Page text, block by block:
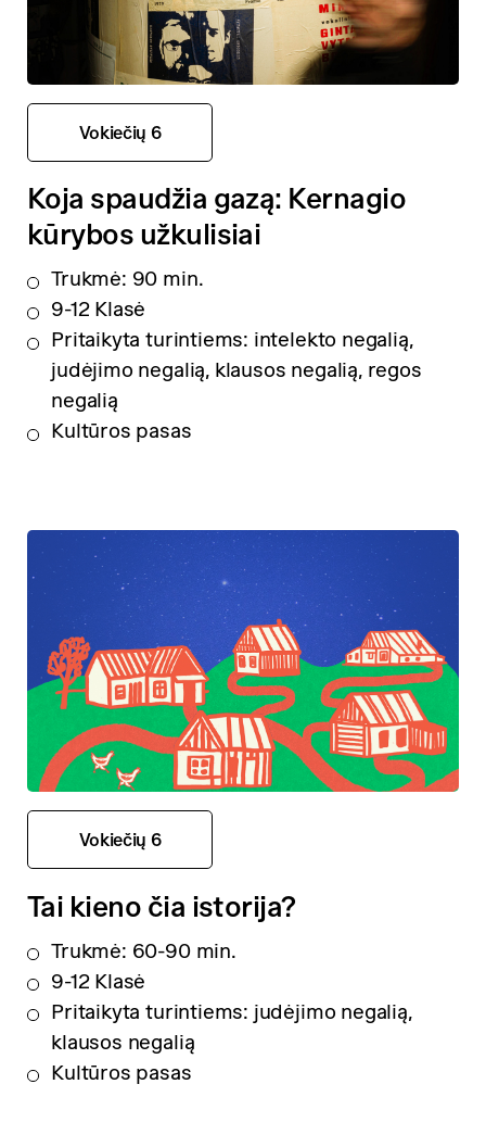
Vokiečių 6
Koja spaudžia gazą: Kernagio
kūrybos užkulisiai
Trukmė: 90 min.
9-12 Klasė
Pritaikyta turintiems: intelekto negalią,
judėjimo negalią, klausos negalią, regos
negalią
Kultūros pasas
Vokiečių 6
Tai kieno čia istorija?
Trukmė: 60-90 min.
9-12 Klasė
Pritaikyta turintiems: judėjimo negalią,
klausos negalią
Kultūros pasas